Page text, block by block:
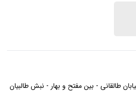
طالقانی - بین مفتح و بهار - نبش طالبیان